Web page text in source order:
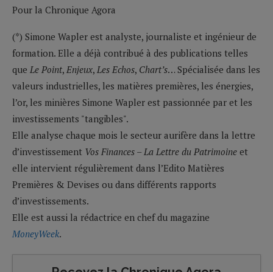
Pour la Chronique Agora
(*) Simone Wapler est analyste, journaliste et ingénieur de
formation. Elle a déjà contribué à des publications telles
que Le Point, Enjeux, Les Echos, Chart’s… Spécialisée dans les
valeurs industrielles, les matières premières, les énergies,
l’or, les minières Simone Wapler est passionnée par et les
investissements "tangibles".
Elle analyse chaque mois le secteur aurifère dans la lettre
d’investissement Vos Finances – La Lettre du Patrimoine et
elle intervient régulièrement dans l’Edito Matières
Premières & Devises ou dans différents rapports
d’investissements.
Elle est aussi la rédactrice en chef du magazine
MoneyWeek.